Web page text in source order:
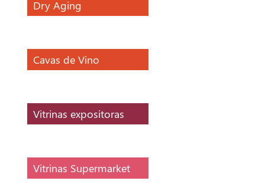
Dry Aging
Cavas de Vino
Vitrinas expositoras
Vitrinas Supermarket